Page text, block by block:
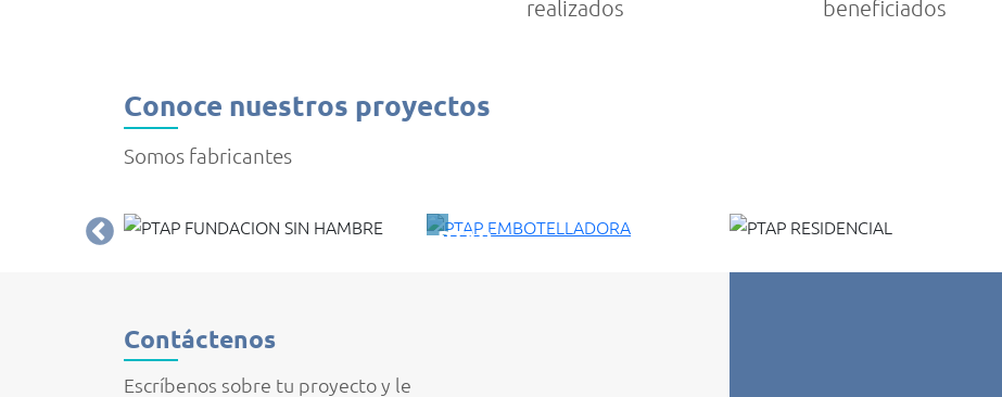
realizados
beneficiados
Conoce nuestros proyectos
Somos fabricantes
PUERTO CARREÑO
PTAP
Contáctenos
Escríbenos sobre tu proyecto y le